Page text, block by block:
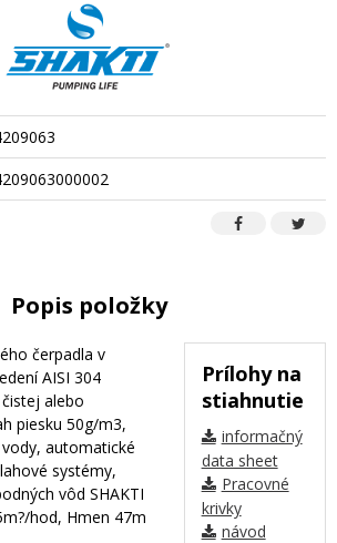
Popis položky
Prílohy na
stiahnutie
informačný
data sheet
Pracovné
krivky
návod
čerpadla v
AISI 304
alebo
piesku 50g/m3,
automatické
systémy,
vôd SHAKTI
hod, Hmen 47m